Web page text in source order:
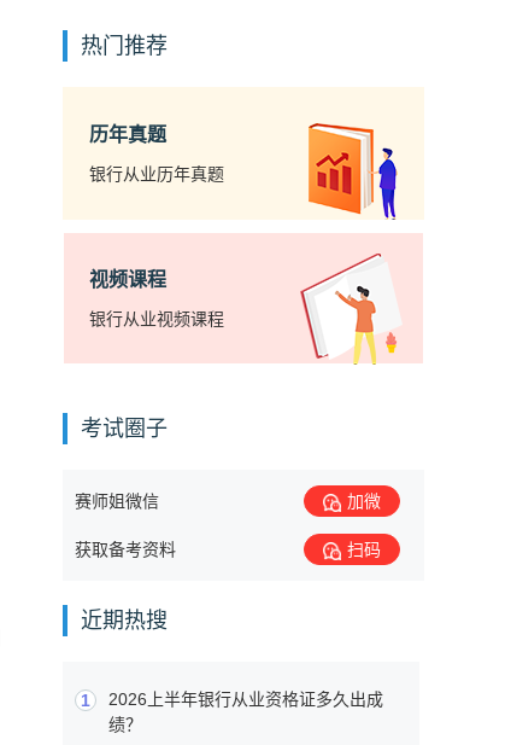
热门推荐
历年真题
银行从业历年真题
视频课程
银行从业视频课程
考试圈子
赛师姐微信 加微
获取备考资料 扫码
近期热搜
1
2026上半年银行从业资格证多久出成
绩？